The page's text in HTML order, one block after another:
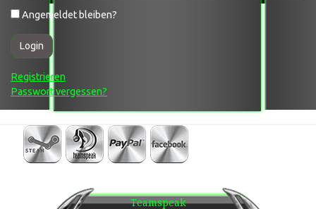
Angemeldet bleiben?
Login
Registrieren
Passwort vergessen?
Teamspeak